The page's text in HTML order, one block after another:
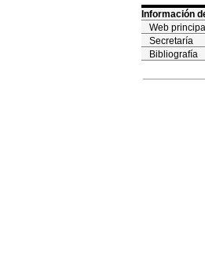
Información
Web principal
Secretaría
Bibliografía